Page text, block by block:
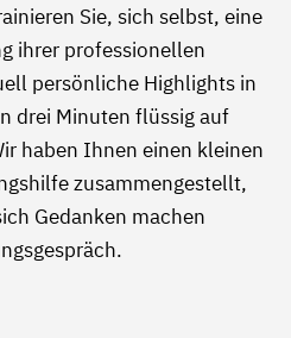
Sie, sich selbst, eine
ihrer professionellen
persönliche Highlights in
drei Minuten flüssig auf
haben Ihnen einen kleinen
zusammengestellt,
Gedanken machen